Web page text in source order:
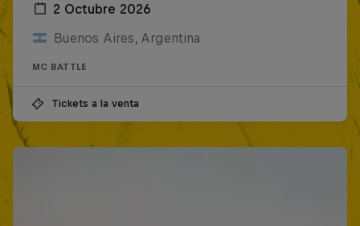
2 Octubre 2026
Buenos Aires, Argentina
MC BATTLE
Tickets a la venta